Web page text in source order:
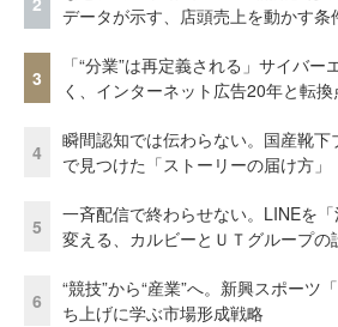
データが示す、店頭売上を動かす条
3
「“分業”は再定義される」サイバ
く、インターネット広告20年と転換
4
瞬間認知では伝わらない。国産靴
で見つけた「ストーリーの届け方」
5
一斉配信で終わらせない。LINEを
変える、カルビーとＵＴグループの
6
“競技”から“産業”へ。新興スポーツ
ち上げに学ぶ市場形成戦略